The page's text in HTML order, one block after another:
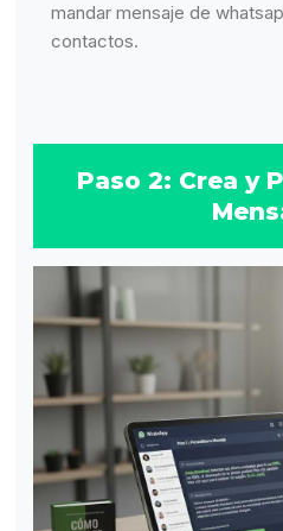
mandar mensaje de
contactos.
Paso 2: Crea y